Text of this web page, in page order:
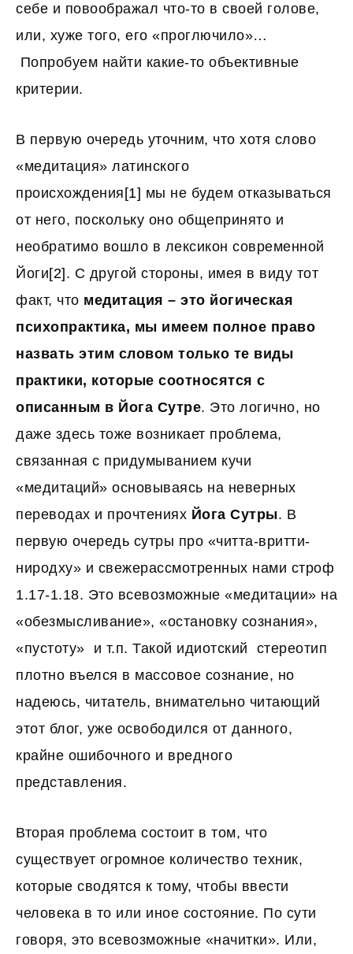
себе и повоображал что-то в своей голове,
или, хуже того, его «проглючило»…
Попробуем найти какие-то объективные
критерии.
В первую очередь уточним, что хотя слово
«медитация» латинского
происхождения [1] мы не будем отказываться
от него, поскольку оно общепринято и
необратимо вошло в лексикон современной
Йоги[2] . С другой стороны, имея в виду тот
факт, что медитация – это йогическая
психопрактика, мы имеем полное право
назвать этим словом только те виды
практики, которые соотносятся с
описанным в Йога Сутре. Это логично, но
даже здесь тоже возникает проблема,
связанная с придумыванием кучи
«медитаций» основываясь на неверных
переводах и прочтениях Йога Сутры. В
первую очередь сутры про «читта-вритти-
ниродху» и свежерассмотренных нами строф
1.17-1.18. Это всевозможные «медитации» на
«обезмысливание», «остановку сознания»,
«пустоту» и т.п. Такой идиотский стереотип
плотно въелся в массовое сознание, но
надеюсь, читатель, внимательно читающий
этот блог, уже освободился от данного,
крайне ошибочного и вредного
представления.
Вторая проблема состоит в том, что
существует огромное количество техник,
которые сводятся к тому, чтобы ввести
человека в то или иное состояние. По сути
говоря, это всевозможные «начитки». Или,